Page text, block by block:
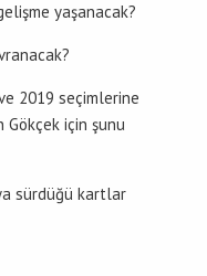
yaşanacak?
2019 seçimlerine
için şunu
sürdüğü kartlar